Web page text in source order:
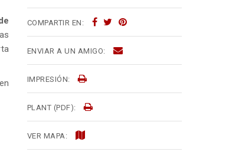
COMPARTIR EN:
ENVIAR A UN AMIGO:
IMPRESIÓN:
PLANT (PDF):
VER MAPA: